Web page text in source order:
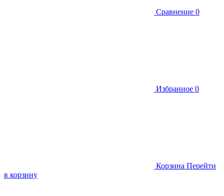
Сравнение 0
Избранное 0
Корзина Перейти
в корзину